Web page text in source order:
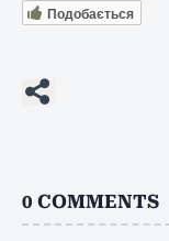
Подобається
0 COMMENTS